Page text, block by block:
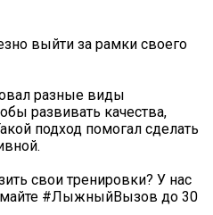
выйти за рамки своего
разные виды
развивать качества,
подход помогал сделать
свои тренировки? У нас
#ЛыжныйВызов до 30